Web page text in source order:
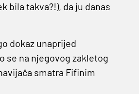
bila takva?!), da ju danas
dokaz unaprijed
se na njegovog zakletog
smatra Fifinim